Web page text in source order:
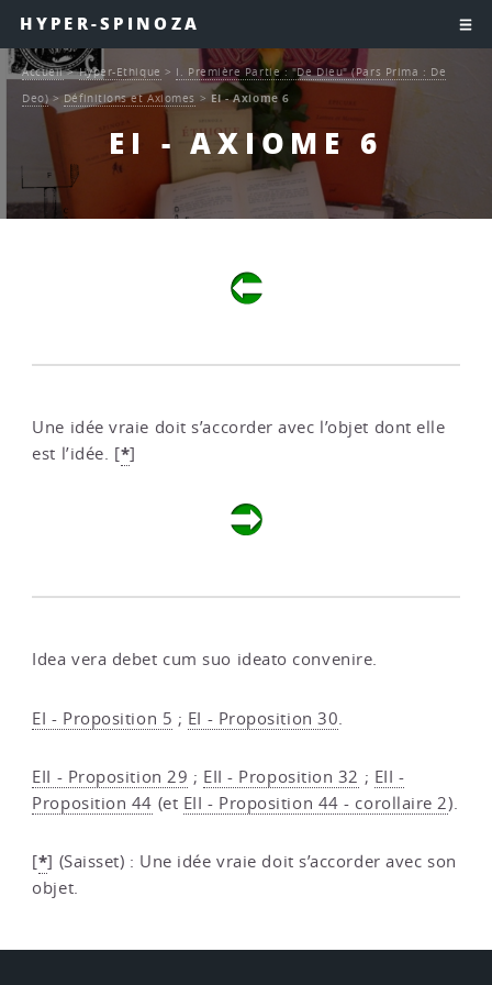
HYPER-SPINOZA
EI - AXIOME 6
Accueil>Hyper-Ethique > I. Première Partie : "De Dieu" (Pars Prima : De
Deo) > Définitions et Axiomes > EI - Axiome 6
Une idée vraie doit s’accorder avec l’objet dont elle
est l’idée. [*]
Idea vera debet cum suo ideato convenire.
EI - Proposition 5 ; EI - Proposition 30.
EII - Proposition 29 ; EII - Proposition 32 ; EII -
Proposition 44 (et EII - Proposition 44 - corollaire 2).
[*] (Saisset) : Une idée vraie doit s’accorder avec son
objet.